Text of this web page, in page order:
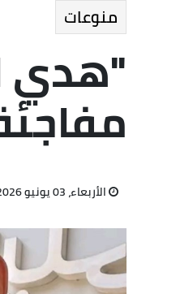
منوعات
"هدي
الأربعاء، 03 يونيو 2026 03:08 ص